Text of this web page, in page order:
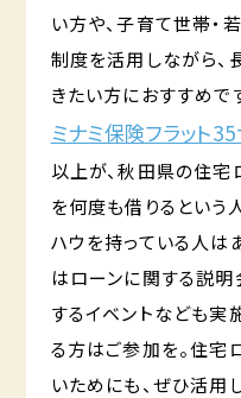
い方や、子育て世帯
制度を活用しながら、
きたい方におすすめで
ミナミ保険フラット35
以上が、秋田県の住宅
を何度も借りるという
ハウを持っている人は
はローンに関する説
するイベントなども実
る方はご参加を。住宅
いためにも、ぜひ活用